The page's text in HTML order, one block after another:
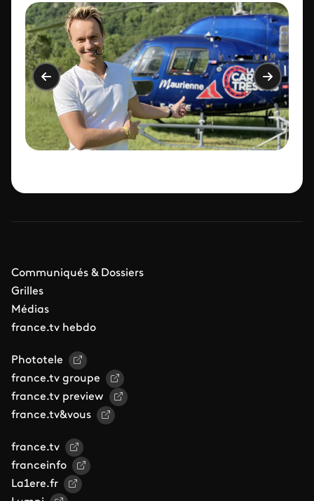
Communiqués & Dossiers
Grilles
Médias
france.tv hebdo
Phototele
france.tv groupe
france.tv preview
france.tv&vous
france.tv
franceinfo
La1ere.fr